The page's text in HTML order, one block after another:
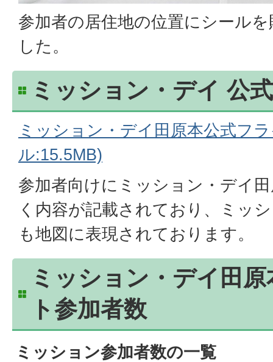
参加者の居住地の位置にシール
した。
ミッション・デイ 公
ミッション・デイ田原本公式フ
ル:15.5MB)
参加者向けにミッション・デイ
く内容が記載されており、ミッ
も地図に表現されております。
ミッション・デイ田
ト参加者数
ミッション参加者数の一覧